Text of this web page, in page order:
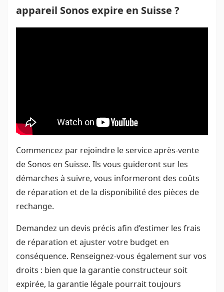
appareil Sonos expire en Suisse ?
Commencez par rejoindre le service après-vente
de Sonos en Suisse. Ils vous guideront sur les
démarches à suivre, vous informeront des coûts
de réparation et de la disponibilité des pièces de
rechange.
Demandez un devis précis afin d’estimer les frais
de réparation et ajuster votre budget en
conséquence. Renseignez-vous également sur vos
droits : bien que la garantie constructeur soit
expirée, la garantie légale pourrait toujours